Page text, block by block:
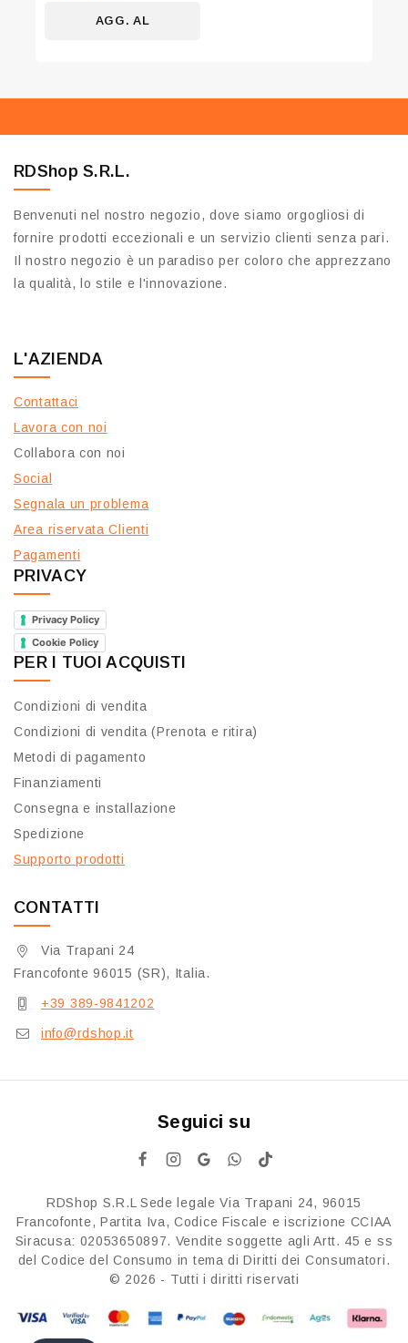
AGG. AL
RDShop S.R.L.
Benvenuti nel nostro negozio, dove siamo orgogliosi di
fornire prodotti eccezionali e un servizio clienti senza pari.
Il nostro negozio è un paradiso per coloro che apprezzano
la qualità, lo stile e l'innovazione.
L'AZIENDA
Contattaci
Lavora con noi
Collabora con noi
Social
Segnala un problema
Area riservata Clienti
Pagamenti
PRIVACY
Privacy Policy
Cookie Policy
PER I TUOI ACQUISTI
Condizioni di vendita
Condizioni di vendita (Prenota e ritira)
Metodi di pagamento
Finanziamenti
Consegna e installazione
Spedizione
Supporto prodotti
CONTATTI
Via Trapani 24
Francofonte 96015 (SR), Italia.
+39 389-9841202
info@rdshop.it
Seguici su
RDShop S.R.L Sede legale Via Trapani 24, 96015
Francofonte, Partita Iva, Codice Fiscale e iscrizione CCIAA
Siracusa: 02053650897. Vendite soggette agli Artt. 45 e ss
del Codice del Consumo in tema di Diritti dei Consumatori.
© 2026 - Tutti i diritti riservati